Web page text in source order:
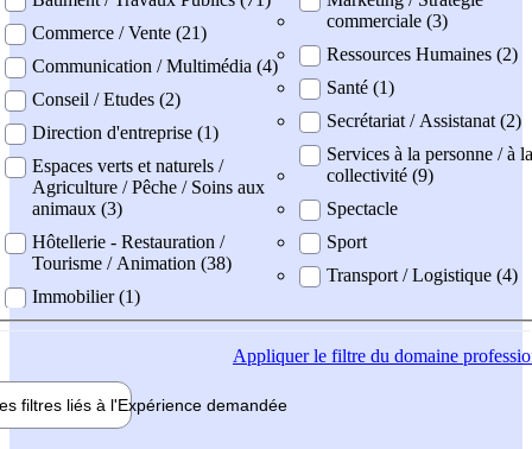
Commerce / Vente (21)
Communication / Multimédia (4)
Conseil / Etudes (2)
Direction d'entreprise (1)
Espaces verts et naturels /
Agriculture / Pêche / Soins aux
animaux (3)
Hôtellerie - Restauration /
Tourisme / Animation (38)
Immobilier (1)
commerciale (3)
Ressources Humaines (2)
Santé (1)
Secrétariat / Assistanat (2)
Services à la personne / à la
collectivité (9)
Spectacle
Sport
Transport / Logistique (4)
Appliquerle filtre du domaine
filtres liés à l'Expérience demandée